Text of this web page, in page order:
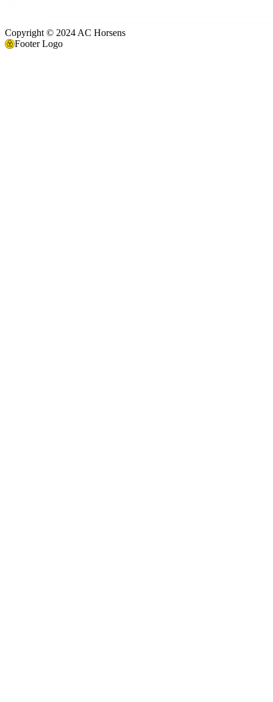
Copyright © 2024 AC Horsens
Footer Logo